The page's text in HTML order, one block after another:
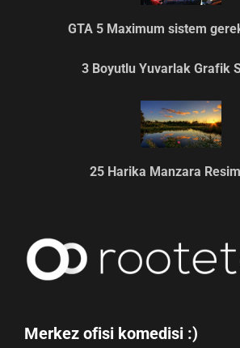
GTA 5 Maximum sistem
3 Boyutlu Yuvarlak Grafik
25 Harika Manzara
Merkez ofisi komedisi :)